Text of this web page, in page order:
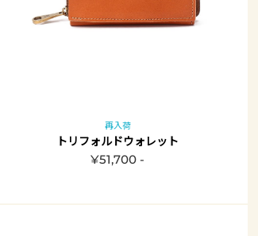
再入荷
トリフォルドウォレット
¥51,700 -